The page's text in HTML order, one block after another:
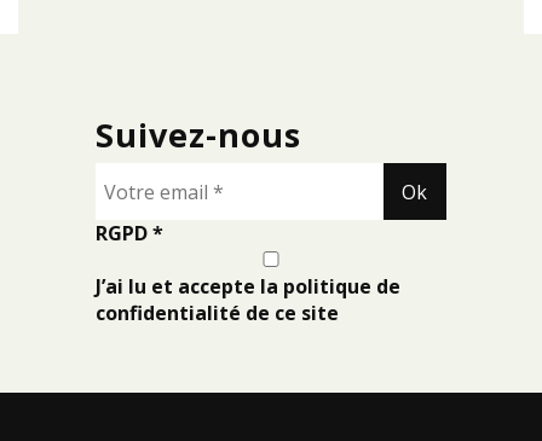
Suivez-nous
RGPD*
J’ai lu et accepte la politique de
confidentialité de ce site